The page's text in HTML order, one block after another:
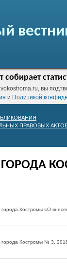
собирает
вы
и Политикой
ПРАВОВЫХ
Костромы «О
Костромы № 3,